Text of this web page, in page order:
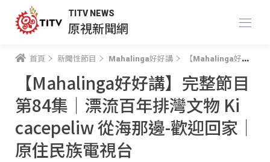
TITV NEWS
原視新聞網
首頁 新聞性節目 Mahalinga好好講 【Mahalinga好好講】完整節目 第84集｜漂流百年排灣文物 Ki cacepeliw 從海那邊-歡迎回家｜原住民族電視台
【Mahalinga好好講】完整節目
第84集｜漂流百年排灣文物 Ki
cacepeliw 從海那邊-歡迎回家｜
原住民族電視台